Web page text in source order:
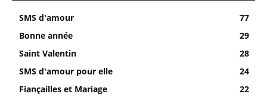
SMS d'amour
77
Bonne année
29
Saint Valentin
28
SMS d'amour pour elle
24
Fiançailles et Mariage
22